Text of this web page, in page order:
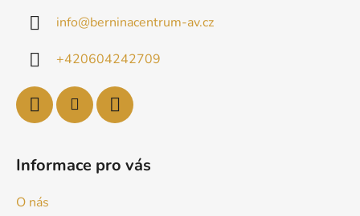
info@berninacentrum-av.cz
+420604242709
Informace pro vás
O nás